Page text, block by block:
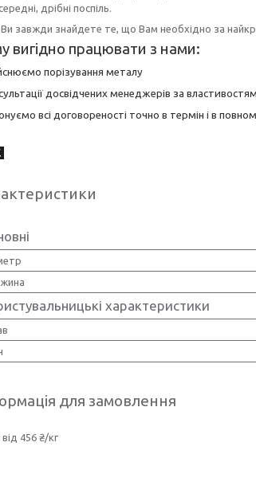
дрібні поспіль.
Ви завжди знайдете те, що Вам необхідно за
вигідно працювати з нами:
порізування металу
досвідчених менеджерів за
всі договореності точно в термін і в
характеристики
для замовлення
від 456 ₴/кг